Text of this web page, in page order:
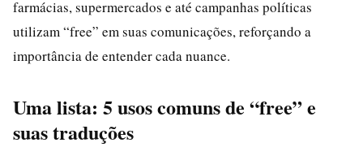
farmácias, supermercados e até campanhas políticas
utilizam “free” em suas comunicações, reforçando a
importância de entender cada nuance.
Uma lista: 5 usos comuns de “free” e
suas traduções